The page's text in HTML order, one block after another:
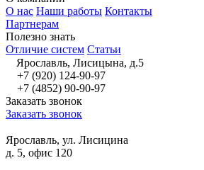
О нас Наши работы Контакты
Партнерам
Полезно знать
Отличие систем Статьи
Ярославль, Лисицына, д.5
+7 (920) 124-90-97
+7 (4852) 90-90-97
Заказать звонок
Заказать звонок
Ярославль, ул. Лисицина
д. 5, офис 120